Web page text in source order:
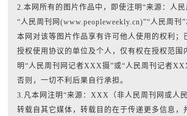
2.本网所有的图片作品中，即使注明“来源：人
“人民周刊网(www.peopleweekly.cn)”“人民周刊
本网对该等图片作品享有许可他人使用的权利；
授权使用协议的单位及个人，仅有权在授权范围
明“人民周刊网记者XXX摄”或“人民周刊记者
否则，一切不利后果自行承担。
3.凡本网注明“来源：XXX（非人民周刊网或人
转载自其它媒体，转载目的在于传递更多信息，